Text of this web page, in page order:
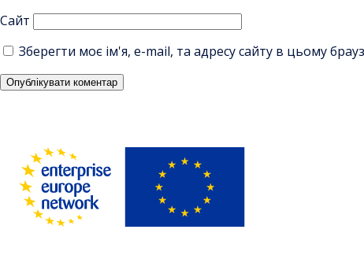
Сайт
Зберегти моє ім'я, e-mail, та адресу сайту в цьому